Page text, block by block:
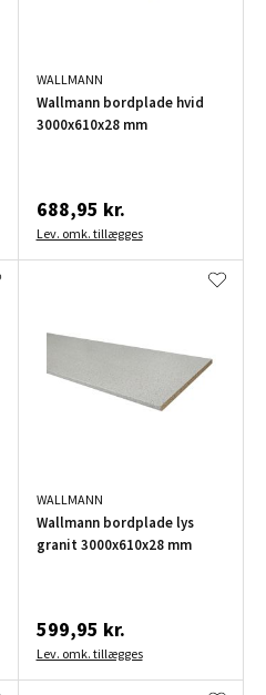
WALLMANN
Wallmann bordplade hvid
3000x610x28 mm
688,95 kr.
Lev. omk. tillægges
WALLMANN
Wallmann bordplade lys
granit 3000x610x28 mm
599,95 kr.
Lev. omk. tillægges